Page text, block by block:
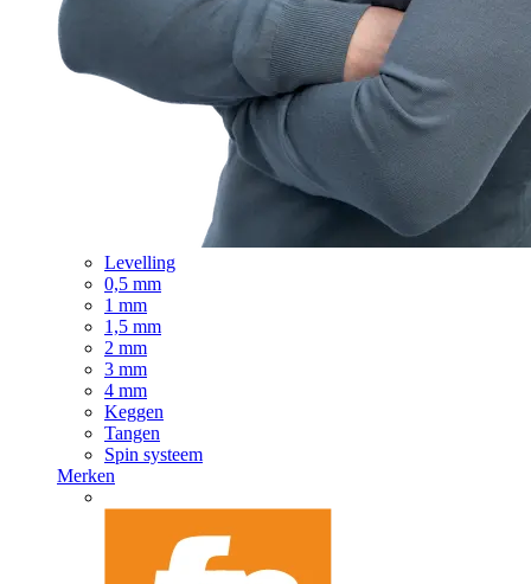
Levelling
0,5 mm
1 mm
1,5 mm
2 mm
3 mm
4 mm
Keggen
Tangen
Spin systeem
Merken